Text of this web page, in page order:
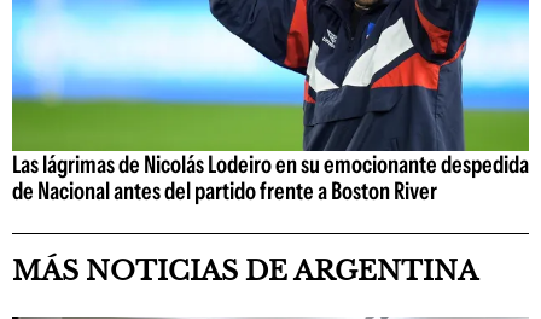
Las lágrimas de Nicolás Lodeiro en su emocionante despedida
de Nacional antes del partido frente a Boston River
MÁS NOTICIAS DE ARGENTINA